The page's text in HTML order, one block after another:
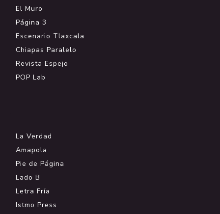
El Muro
Página 3
Escenario Tlaxcala
Chiapas Paralelo
Revista Espejo
POP Lab
La Verdad
Amapola
Pie de Página
Lado B
Letra Fría
Istmo Press